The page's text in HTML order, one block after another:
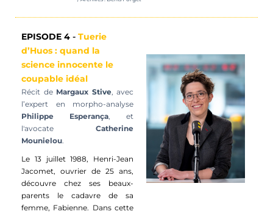
EPISODE 4 - Tuerie
d’Huos : quand la
science innocente le
coupable idéal
Récit de Margaux Stive, avec
l’expert en morpho-analyse
Philippe Esperança, et
l'avocate Catherine
Mounielou.
Le 13 juillet 1988, Henri-Jean
Jacomet, ouvrier de 25 ans,
découvre chez ses beaux-
parents le cadavre de sa
femme, Fabienne. Dans cette